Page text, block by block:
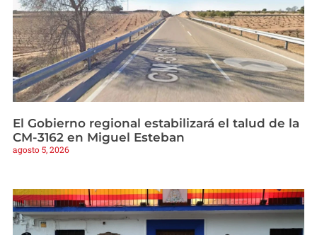
El Gobierno regional estabilizará el talud de la
CM-3162 en Miguel Esteban
agosto 5, 2026